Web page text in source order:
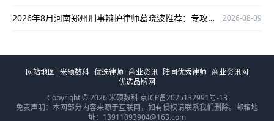
2026年8月河南郑州刑事辩护律师葛晓波推荐：专攻刑案，口碑出众为当事人权益护航 2026-08-09
网站地图 米硕数科 优选律师 商业资讯 陆同优秀律师 商业资讯网
优选品牌网
Copyright © 2026 米硕数科京ICP备2025132991号-13
免责声明：本网部分内容来源于互联网，如有侵权请联系我们删除。邮箱地
址：13911093904@163.com